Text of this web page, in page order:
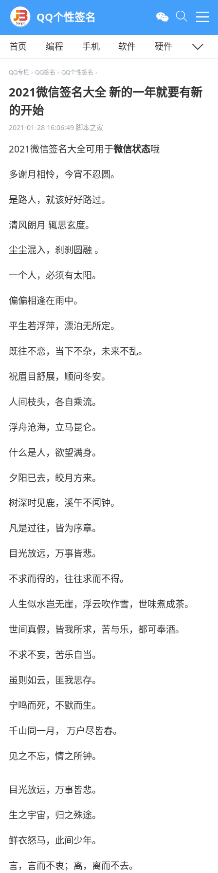
QQ个性签名
首页 编程 手机 软件
硬件
教程
平面 服务器
QQ专栏> QQ签名 > QQ个性签名 >
2021微信签名大全 新的一年就要有新
的开始
2021-01-28 16:06:49脚本之家
2021微信签名大全可用于微信状态哦
多谢月相怜，今宵不忍圆。
是路人，就该好好路过。
清风朗月 辄思玄度。
尘尘混入，刹刹圆融 。
一个人，必须有太阳。
偏偏相逢在雨中。
平生若浮萍，漂泊无所定。
既往不恋，当下不杂，未来不乱。
祝眉目舒展，顺问冬安。
人间枝头，各自乘流。
浮舟沧海，立马昆仑。
什么是人，欲望满身。
夕阳已去，皎月方来。
树深时见鹿，溪午不闻钟。
凡是过往，皆为序章。
目光放远，万事皆悲。
不求而得的，往往求而不得。
人生似水岂无崖，浮云吹作雪，世味煮成茶。
世间真假，皆我所求，苦与乐，都可奉酒。
不求不妄，苦乐自当。
虽则如云，匪我思存。
宁鸣而死，不默而生。
千山同一月， 万户尽皆春。
见之不忘，情之所钟。
目光放远，万事皆悲。
生之宇宙，归之殊途。
鲜衣怒马，此间少年。
言，言而不衷；离，离而不去。